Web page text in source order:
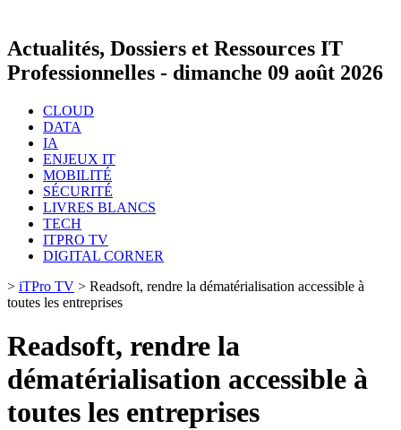
Actualités, Dossiers et Ressources IT
Professionnelles - dimanche 09 août 2026
CLOUD
DATA
IA
ENJEUX IT
MOBILITÉ
SÉCURITÉ
LIVRES BLANCS
TECH
ITPRO TV
DIGITAL CORNER
> iTPro TV > Readsoft, rendre la dématérialisation accessible à
toutes les entreprises
Readsoft, rendre la
dématérialisation accessible à
toutes les entreprises